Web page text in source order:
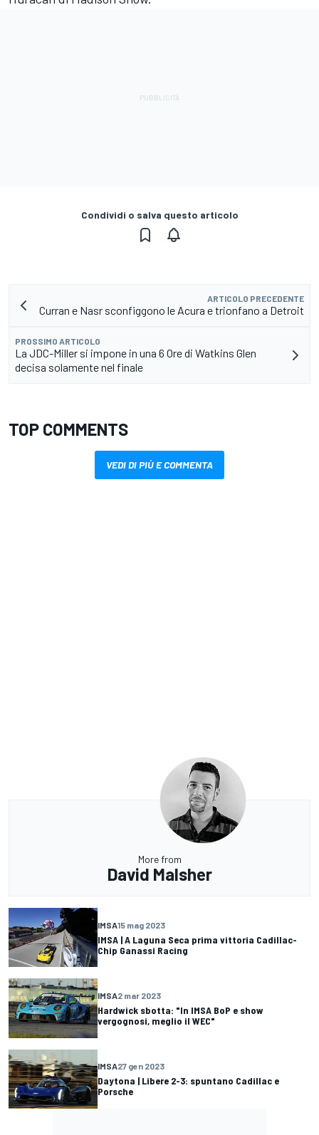
Condividi o salva questo articolo
ARTICOLO PRECEDENTE
Curran e Nasr sconfiggono le Acura e trionfano a Detroit
PROSSIMO ARTICOLO
La JDC-Miller si impone in una 6 Ore di Watkins Glen
decisa solamente nel finale
TOP COMMENTS
VEDI DI PIÙ E COMMENTA
More from
David Malsher
IMSA15 mag 2023
IMSA | A Laguna Seca prima vittoria Cadillac-
Chip Ganassi Racing
IMSA2 mar 2023
Hardwick sbotta: "In IMSA BoP e show
vergognosi, meglio il WEC"
IMSA27 gen 2023
Daytona | Libere 2-3: spuntano Cadillac e
Porsche